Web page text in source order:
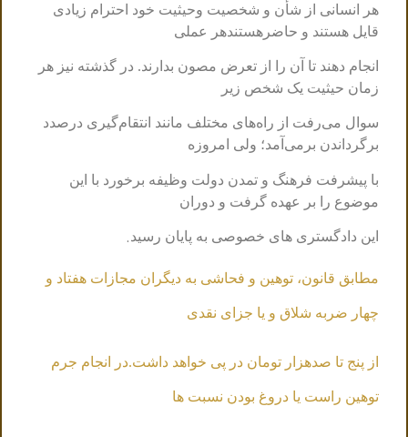
هر انسانی از شأن و شخصیت وحیثیت خود احترام زیادی
قایل هستند و حاضرهستندهر عملی
انجام دهند تا آن را از تعرض مصون بدارند. در گذشته نیز هر
زمان حیثیت یک شخص زیر
سوال می‌رفت از راه‌های مختلف مانند انتقام‌گیری درصدد
برگرداندن برمی‌‌آمد؛ ولی امروزه
با پیشرفت فرهنگ و تمدن دولت وظیفه برخورد با این
موضوع را بر عهده گرفت و دوران
این دادگستری های خصوصی به پایان رسید.
مطابق قانون، توهین و فحاشی به دیگران مجازات هفتاد و
چهار ضربه شلاق و یا جزای نقدی
از پنج تا صدهزار تومان در پی خواهد داشت.در انجام جرم
توهین راست یا دروغ بودن نسبت ها